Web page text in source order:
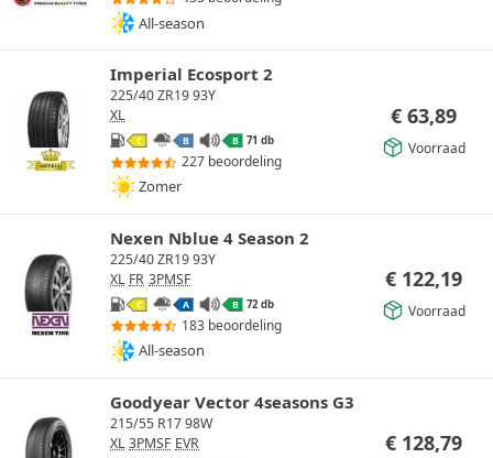
All-season
Imperial Ecosport 2
225/40 ZR19 93Y
XL
C B B 71 db
227 beoordeling
Zomer
€ 63,89
Voorraad
Nexen Nblue 4 Season 2
225/40 ZR19 93Y
XL FR 3PMSF
C A B 72 db
183 beoordeling
All-season
€ 122,19
Voorraad
Goodyear Vector 4seasons G3
215/55 R17 98W
XL 3PMSF EVR € 128,79